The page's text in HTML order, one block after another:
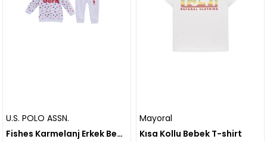
U.S. POLO ASSN.
Fishes Karmelanj Erkek Bebek Uzun Kollu Takım
Mayoral
Kısa Kollu Bebek T-shirt